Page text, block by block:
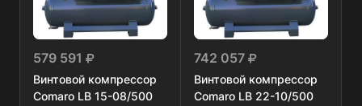
579 591
Винтовой компрессор
Comaro LB 15-08/500
742 057
Винтовой компрессор
Comaro LB 22-10/500